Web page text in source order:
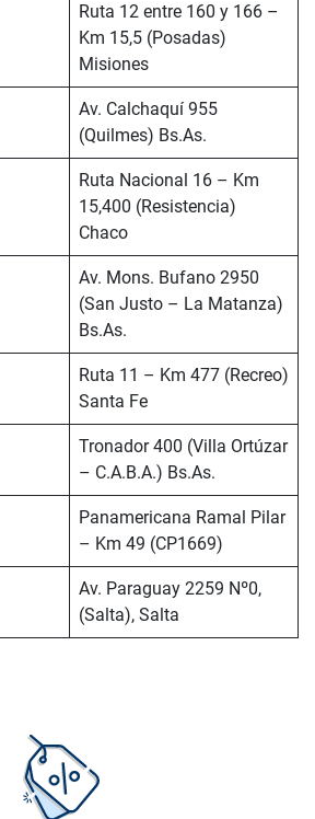
Ruta 12 entre 160 y 166 –
Km 15,5 (Posadas)
Misiones
Av. Calchaquí 955
(Quilmes) Bs.As.
Ruta Nacional 16 – Km
15,400 (Resistencia)
Chaco
Av. Mons. Bufano 2950
(San Justo – La Matanza)
Bs.As.
Ruta 11 – Km 477 (Recreo)
Santa Fe
Tronador 400 (Villa Ortúzar
– C.A.B.A.) Bs.As.
Panamericana Ramal Pilar
– Km 49 (CP1669)
Av. Paraguay 2259 Nº0,
(Salta), Salta